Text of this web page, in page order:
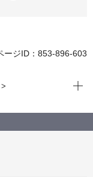
ージID：853-896-603
現在